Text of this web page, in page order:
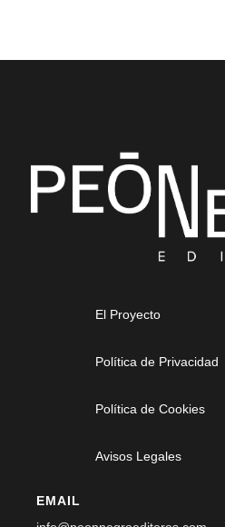
El Proyecto
Política de Privacidad
Política de Cookies
Avisos Legales
EMAIL